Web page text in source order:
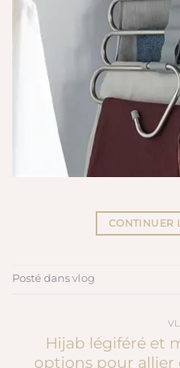
CONTINUER
Posté dans vlog
Hijab légiféré et
options pour allier